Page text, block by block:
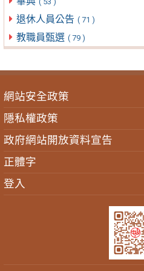
退休人員公告 ( 71 )
教職員甄選 ( 79 )
網站安全政策
隱私權政策
政府網站開放資料宣告
正體字
登入